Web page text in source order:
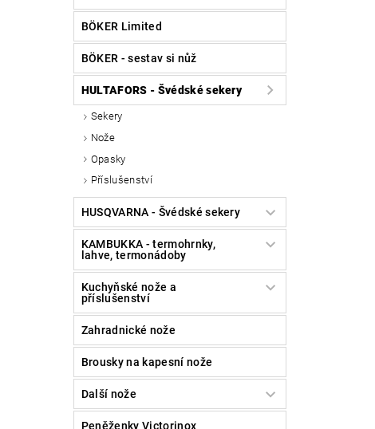
BÖKER Limited
BÖKER - sestav si nůž
HULTAFORS - Švédské sekery
Sekery
Nože
Opasky
Příslušenství
HUSQVARNA - Švédské sekery
KAMBUKKA - termohrnky,
lahve, termonádoby
Kuchyňské nože a
příslušenství
Zahradnické nože
Brousky na kapesní nože
Další nože
Peněženky Victorinox